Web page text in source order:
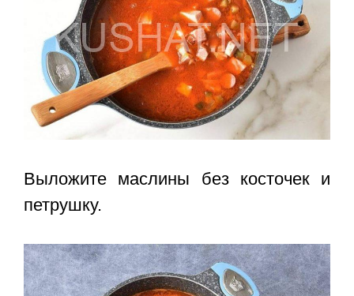
Выложите маслины без косточек и
петрушку.